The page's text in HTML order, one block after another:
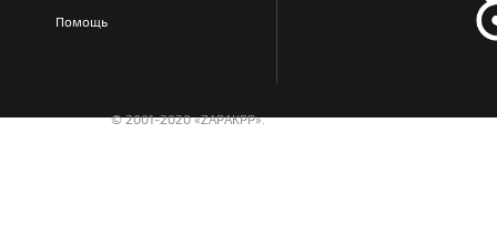
Помощь
© 2001-2020 «ZAPAKPP».